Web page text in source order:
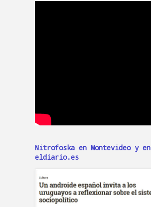
Nitrofoska en Montevideo y en
eldiario.es